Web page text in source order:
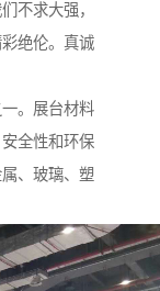
不求大强，
绝伦。真诚
。展台材料
全性和环保
、玻璃、塑